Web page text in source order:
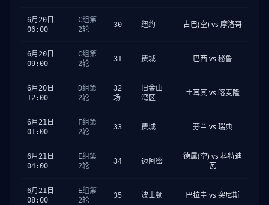
6月20日
06:00
C组第
2轮
30 纽约 古巴(空) vs 摩洛哥
6月20日
09:00
C组第
2轮
31 费城 巴西 vs 秘鲁
6月20日
12:00
D组第
2轮
32
场
旧金山
湾区
土耳其 vs 喀麦隆
6月21日
01:00
F组第
2轮
33 费城 芬兰 vs 瑞典
6月21日
04:00
E组第
2轮
34 迈阿密
德属(空) vs 科特迪
瓦
6月21日
08:00
E组第
2轮
35 波士顿 巴拉圭 vs 突尼斯